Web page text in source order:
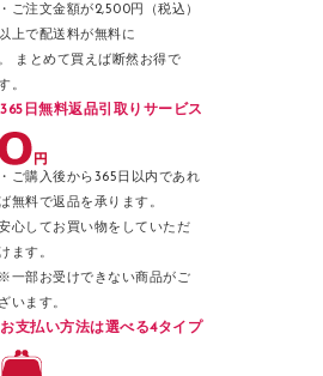
パンチ
デスクトレー
テープカッター
その他文具
セロハンテープ
ご注文金額が2,500円（税込）
上で配送料が無料に
まとめて買えば断然お得で
。
365日無料返品引取りサービス
ご購入後から365日以内であれ
無料で返品を承ります。
心してお買い物をしていただ
ます。
一部お受けできない商品がご
います。
お支払い方法は選べる4タイプ